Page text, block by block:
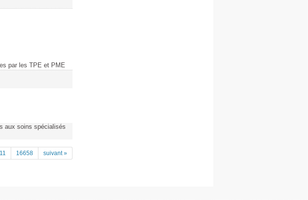
par les TPE et PME
aux soins spécialisés
11 16658 suivant »